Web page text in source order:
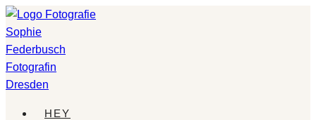
Zum
Inhalt
springen
HEY